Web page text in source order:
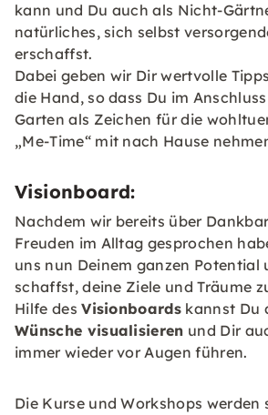
kann und Du auch als Nicht-
natürliches, sich selbst
erschaffst.
Dabei geben wir Dir wertvolle
die Hand, so dass Du im
Garten als Zeichen für die
„Me-Time“ mit nach Hause
Visionboard:
Nachdem wir bereits über
Freuden im Alltag gesprochen
uns nun Deinem ganzen Potential
schaffst, deine Ziele und Träume
Hilfe desVisionboards kannst Du
Wünsche visualisieren und Dir
immer wieder vor Augen führen.
Die Kurse und Workshops werden